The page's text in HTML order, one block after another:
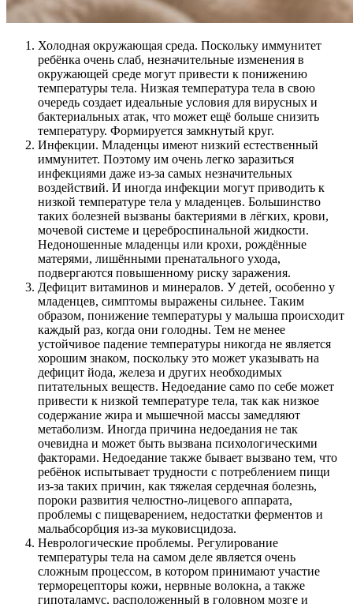
Холодная окружающая среда. Поскольку иммунитет
ребёнка очень слаб, незначительные изменения в
окружающей среде могут привести к понижению
температуры тела. Низкая температура тела в свою
очередь создает идеальные условия для вирусных и
бактериальных атак, что может ещё больше снизить
температуру. Формируется замкнутый круг.
Инфекции. Младенцы имеют низкий естественный
иммунитет. Поэтому им очень легко заразиться
инфекциями даже из-за самых незначительных
воздействий. И иногда инфекции могут приводить к
низкой температуре тела у младенцев. Большинство
таких болезней вызваны бактериями в лёгких, крови,
мочевой системе и цереброспинальной жидкости.
Недоношенные младенцы или крохи, рождённые
матерями, лишёнными пренатального ухода,
подвергаются повышенному риску заражения.
Дефицит витаминов и минералов. У детей, особенно у
младенцев, симптомы выражены сильнее. Таким
образом, понижение температуры у малыша происходит
каждый раз, когда они голодны. Тем не менее
устойчивое падение температуры никогда не является
хорошим знаком, поскольку это может указывать на
дефицит йода, железа и других необходимых
питательных веществ. Недоедание само по себе может
привести к низкой температуре тела, так как низкое
содержание жира и мышечной массы замедляют
метаболизм. Иногда причина недоедания не так
очевидна и может быть вызвана психологическими
факторами. Недоедание также бывает вызвано тем, что
ребёнок испытывает трудности с потреблением пищи
из-за таких причин, как тяжелая сердечная болезнь,
пороки развития челюстно-лицевого аппарата,
проблемы с пищеварением, недостатки ферментов и
мальабсорбция из-за муковисцидоза.
Неврологические проблемы. Регулирование
температуры тела на самом деле является очень
сложным процессом, в котором принимают участие
терморецепторы кожи, нервные волокна, а также
гипоталамус, расположенный в головном мозге и